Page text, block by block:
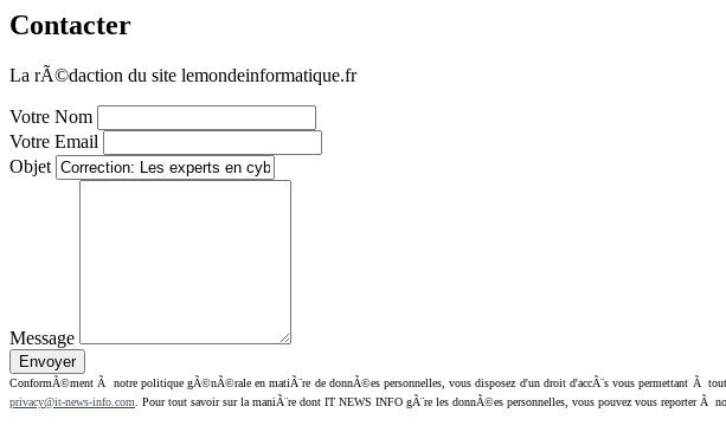
Contacter
La rÃ©daction du site lemondeinformatique.fr
Votre Nom
Votre Email
Objet
Message
ConformÃ©ment Ã notre politique gÃ©nÃ©rale en matiÃ¨re de donnÃ©es personnelles, vous disposez d'un droit d'accÃ¨s vous permettant Ã
privacy@it-news-info.com . Pour tout savoir sur la maniÃ¨re dont IT NEWS INFO gÃ¨re les donnÃ©es personnelles, vous pouvez vous reporter Ã